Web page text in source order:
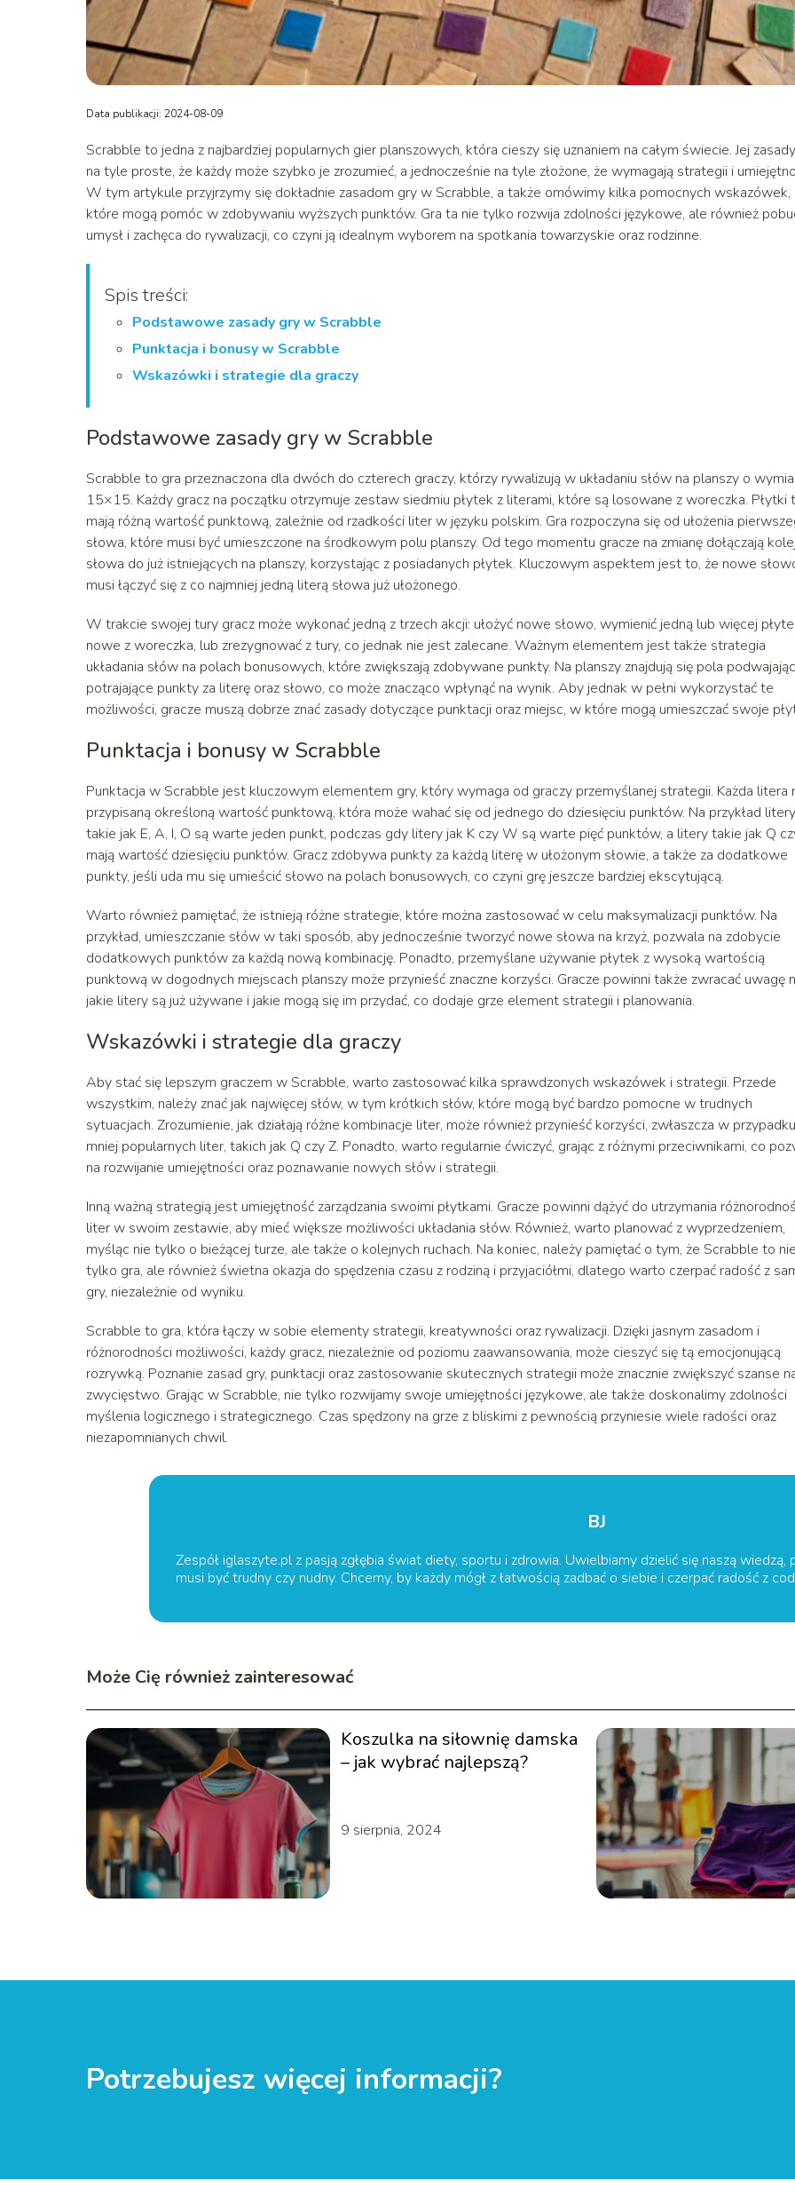
Data publikacji: 2024-08-09
Scrabble to jedna z najbardziej popularnych gier planszowych, która cieszy się uznaniem na całym świecie. Jej
na tyle proste, że każdy może szybko je zrozumieć, a jednocześnie na tyle złożone, że wymagają strategii i
W tym artykule przyjrzymy się dokładnie zasadom gry w Scrabble, a także omówimy kilka pomocnych wskazówek,
które mogą pomóc w zdobywaniu wyższych punktów. Gra ta nie tylko rozwija zdolności językowe, ale również
umysł i zachęca do rywalizacji, co czyni ją idealnym wyborem na spotkania towarzyskie oraz rodzinne.
Spis treści:
Podstawowe zasady gry w Scrabble
Punktacja i bonusy w Scrabble
Wskazówki i strategie dla graczy
Podstawowe zasady gry w Scrabble
Scrabble to gra przeznaczona dla dwóch do czterech graczy, którzy rywalizują w układaniu słów na planszy o
15×15. Każdy gracz na początku otrzymuje zestaw siedmiu płytek z literami, które są losowane z woreczka. Płytki
mają różną wartość punktową, zależnie od rzadkości liter w języku polskim. Gra rozpoczyna się od ułożenia
słowa, które musi być umieszczone na środkowym polu planszy. Od tego momentu gracze na zmianę dołączają
słowa do już istniejących na planszy, korzystając z posiadanych płytek. Kluczowym aspektem jest to, że nowe
musi łączyć się z co najmniej jedną literą słowa już ułożonego.
W trakcie swojej tury gracz może wykonać jedną z trzech akcji: ułożyć nowe słowo, wymienić jedną lub więcej
nowe z woreczka, lub zrezygnować z tury, co jednak nie jest zalecane. Ważnym elementem jest także strategia
układania słów na polach bonusowych, które zwiększają zdobywane punkty. Na planszy znajdują się pola
potrajające punkty za literę oraz słowo, co może znacząco wpłynąć na wynik. Aby jednak w pełni wykorzystać te
możliwości, gracze muszą dobrze znać zasady dotyczące punktacji oraz miejsc, w które mogą umieszczać swoje
Punktacja i bonusy w Scrabble
Punktacja w Scrabble jest kluczowym elementem gry, który wymaga od graczy przemyślanej strategii. Każda litera
przypisaną określoną wartość punktową, która może wahać się od jednego do dziesięciu punktów. Na przykład litery
takie jak E, A, I, O są warte jeden punkt, podczas gdy litery jak K czy W są warte pięć punktów, a litery takie jak Q
mają wartość dziesięciu punktów. Gracz zdobywa punkty za każdą literę w ułożonym słowie, a także za dodatkowe
punkty, jeśli uda mu się umieścić słowo na polach bonusowych, co czyni grę jeszcze bardziej ekscytującą.
Warto również pamiętać, że istnieją różne strategie, które można zastosować w celu maksymalizacji punktów. Na
przykład, umieszczanie słów w taki sposób, aby jednocześnie tworzyć nowe słowa na krzyż, pozwala na zdobycie
dodatkowych punktów za każdą nową kombinację. Ponadto, przemyślane używanie płytek z wysoką wartością
punktową w dogodnych miejscach planszy może przynieść znaczne korzyści. Gracze powinni także zwracać uwagę
jakie litery są już używane i jakie mogą się im przydać, co dodaje grze element strategii i planowania.
Wskazówki i strategie dla graczy
Aby stać się lepszym graczem w Scrabble, warto zastosować kilka sprawdzonych wskazówek i strategii. Przede
wszystkim, należy znać jak najwięcej słów, w tym krótkich słów, które mogą być bardzo pomocne w trudnych
sytuacjach. Zrozumienie, jak działają różne kombinacje liter, może również przynieść korzyści, zwłaszcza w przypadku
mniej popularnych liter, takich jak Q czy Z. Ponadto, warto regularnie ćwiczyć, grając z różnymi przeciwnikami, co
na rozwijanie umiejętności oraz poznawanie nowych słów i strategii.
Inną ważną strategią jest umiejętność zarządzania swoimi płytkami. Gracze powinni dążyć do utrzymania
liter w swoim zestawie, aby mieć większe możliwości układania słów. Również, warto planować z wyprzedzeniem,
myśląc nie tylko o bieżącej turze, ale także o kolejnych ruchach. Na koniec, należy pamiętać o tym, że Scrabble to nie
tylko gra, ale również świetna okazja do spędzenia czasu z rodziną i przyjaciółmi, dlatego warto czerpać radość z
gry, niezależnie od wyniku.
Scrabble to gra, która łączy w sobie elementy strategii, kreatywności oraz rywalizacji. Dzięki jasnym zasadom i
różnorodności możliwości, każdy gracz, niezależnie od poziomu zaawansowania, może cieszyć się tą emocjonującą
rozrywką. Poznanie zasad gry, punktacji oraz zastosowanie skutecznych strategii może znacznie zwiększyć szanse
zwycięstwo. Grając w Scrabble, nie tylko rozwijamy swoje umiejętności językowe, ale także doskonalimy zdolności
myślenia logicznego i strategicznego. Czas spędzony na grze z bliskimi z pewnością przyniesie wiele radości oraz
niezapomnianych chwil.
BJ
Zespół iglaszyte.pl z pasją zgłębia świat diety, sportu i zdrowia. Uwielbiamy dzielić się naszą wiedzą,
musi być trudny czy nudny. Chcemy, by każdy mógł z łatwością zadbać o siebie i czerpać radość z
Może Cię również zainteresować
Koszulka na siłownię damska
– jak wybrać najlepszą?
9 sierpnia, 2024
Potrzebujesz więcej informacji?